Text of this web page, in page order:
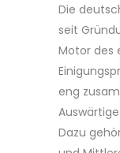
Die
seit
Motor des
eng
Dazu